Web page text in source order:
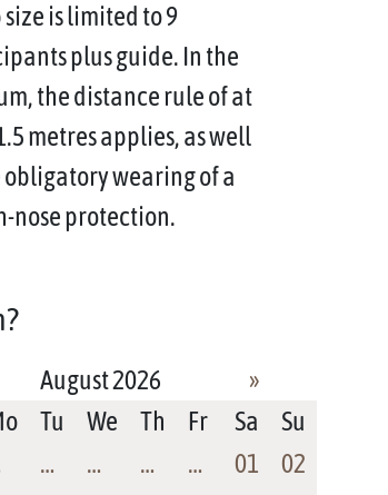
is limited to 9
plus guide. In the
the distance rule of at
metres applies, as well
obligatory wearing of a
nose protection.
»
August 2026
Tu We Th Fr Sa
Su
… … … … 01
02